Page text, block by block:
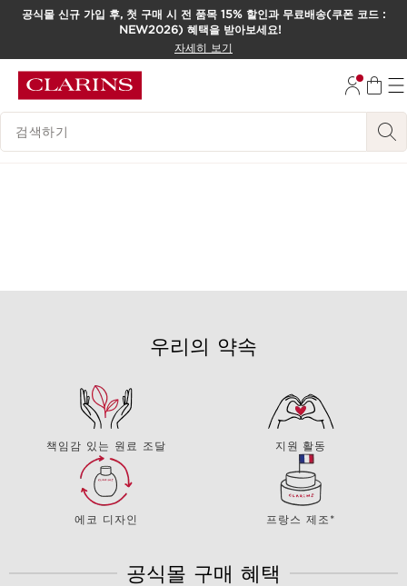
컨텐츠로 이동하기
공식몰 신규 가입 후, 첫 구매 시 전 품목 15% 할인과 무료배송(쿠폰 코드 :
NEW2026) 혜택을 받아보세요!
자세히 보기
범례 검색하기
우리의 약속
책임감 있는 원료 조달 지원 활동
에코 디자인 프랑스 제조*
공식몰 구매 혜택